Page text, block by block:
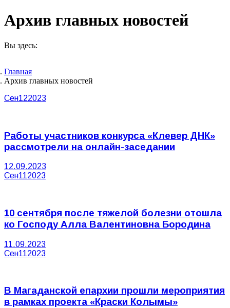
Архив главных новостей
Вы здесь:
Главная
Архив главных новостей
Сен122023
Работы участников конкурса «Клевер ДНК»
рассмотрели на онлайн-заседании
12.09.2023
Сен112023
10 сентября после тяжелой болезни отошла
ко Господу Алла Валентиновна Бородина
11.09.2023
Сен112023
В Магаданской епархии прошли мероприятия
в рамках проекта «Краски Колымы»